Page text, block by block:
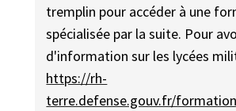
tremplin pour accéder à une
spécialisée par la suite. Pour
d'information sur les lycées
https://rh-
terre.defense.gouv.fr/